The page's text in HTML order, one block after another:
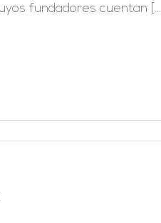
fundadores cuentan [...]